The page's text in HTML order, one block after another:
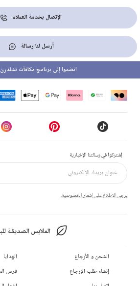
الإتصال بخدمة العملاء
أرسل لنا رسالة
إشتركوا في رسالتنا الإخبارية
يرجى الاطلاع على إشعار الخصوصية.
الملابس الصديقة
انضموا إلى برنامج مكافآت
الشحن و الأرجاع
إنشاء طلب الإرجاع
الهدايا
فرص